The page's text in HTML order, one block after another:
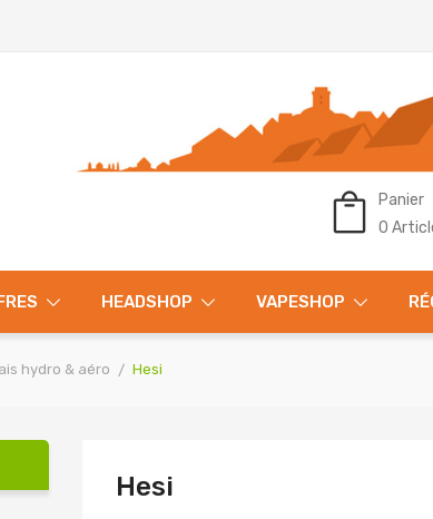
Panier
0
HEADSHOP VAPESHOP
hydro & aéro Hesi
Hesi